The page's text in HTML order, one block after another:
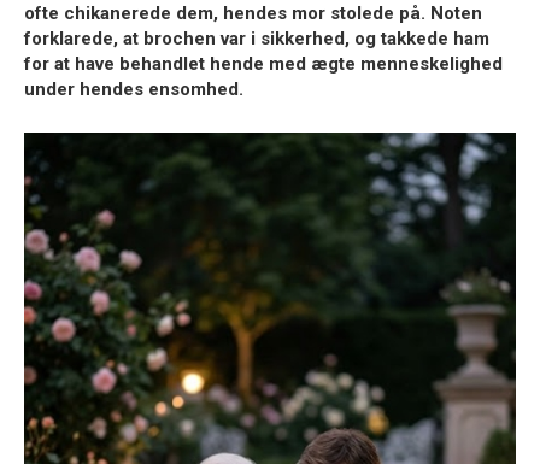
ofte chikanerede dem, hendes mor stolede på. Noten
forklarede, at brochen var i sikkerhed, og takkede ham
for at have behandlet hende med ægte menneskelighed
under hendes ensomhed.